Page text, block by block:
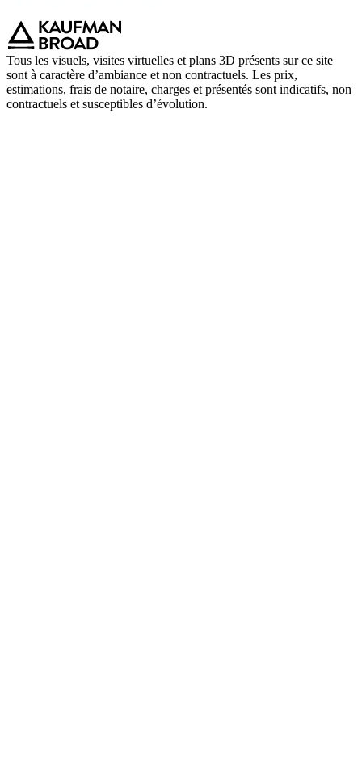
Tous les visuels, visites virtuelles et plans 3D présents sur ce site
sont à caractère d’ambiance et non contractuels. Les prix,
estimations, frais de notaire, charges et présentés sont indicatifs, non
contractuels et susceptibles d’évolution.